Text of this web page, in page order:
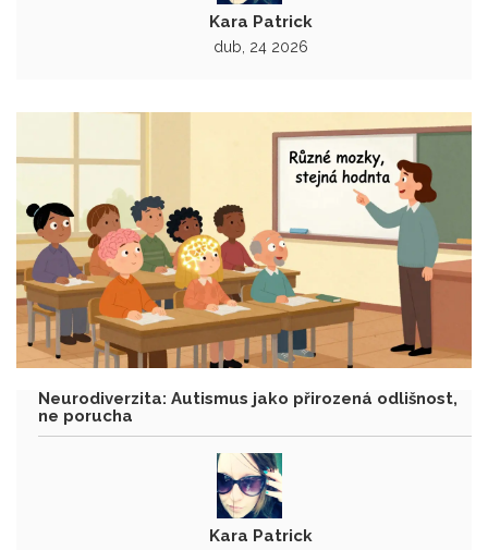
Kara Patrick
dub, 24 2026
Neurodiverzita: Autismus jako přirozená odlišnost,
ne porucha
Kara Patrick